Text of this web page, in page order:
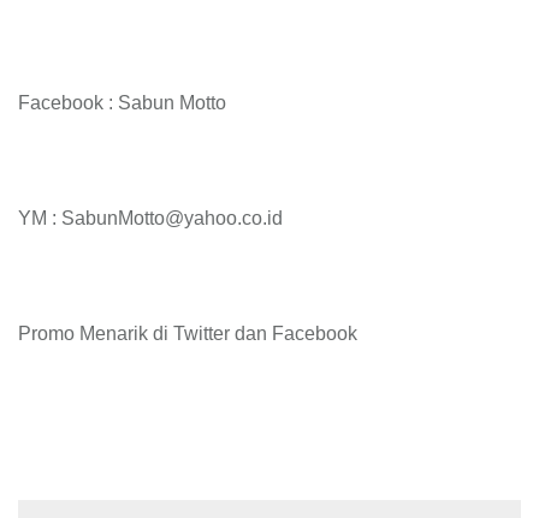
Facebook : Sabun Motto
YM : SabunMotto@yahoo.co.id
Promo Menarik di Twitter dan Facebook